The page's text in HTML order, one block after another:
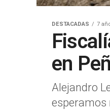
DESTACADAS 7
en
Alejandro
esperamos